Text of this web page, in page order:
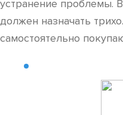
устранение проблемы.
должен назначать
самостоятельно